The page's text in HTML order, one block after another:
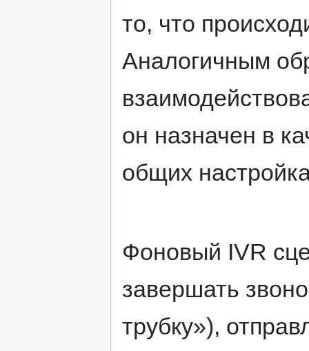
то, что
Аналогичным
он назначен в
общих
Фоновый IVR
завершать
трубку»),